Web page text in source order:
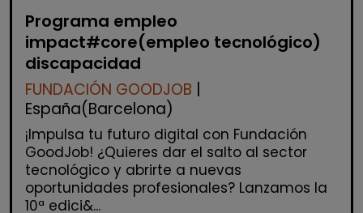
Programa empleo
impact#core(empleo tecnológico)
discapacidad
FUNDACIÓN GOODJOB
España(Barcelona)
¡Impulsa tu futuro digital con Fundación
GoodJob! ¿Quieres dar el salto al sector
tecnológico y abrirte a nuevas
oportunidades profesionales? Lanzamos la
10ª edici&...